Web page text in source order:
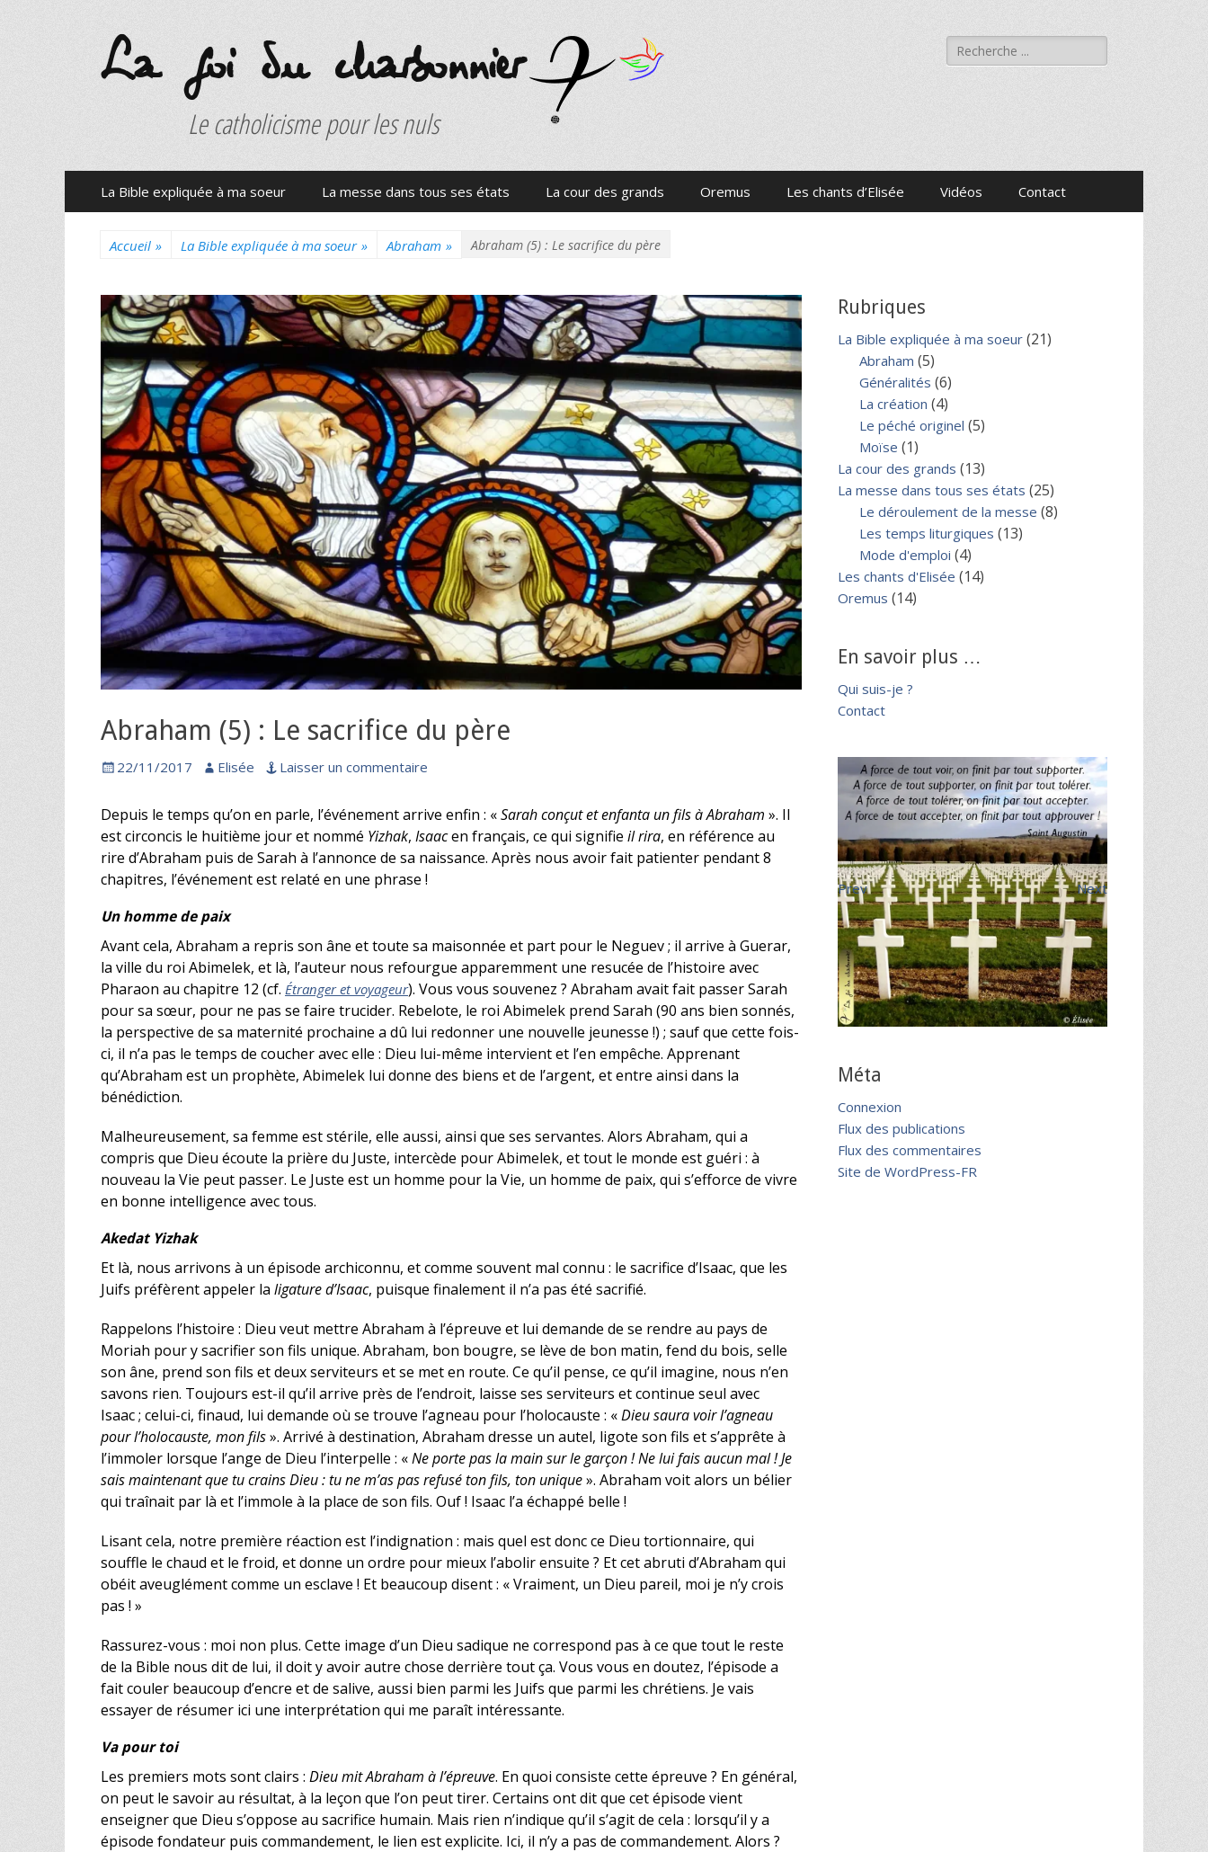
La foi du charbonnier
Le catholicisme pour les nuls
Rechercher :
Menu
principal
La Bible expliquée à ma soeur La messe dans tous ses états La cour des grands Oremus Les chants d’Elisée Vidéos Contact
Accueil » La Bible expliquée à ma soeur » Abraham » Abraham (5) : Le sacrifice du père
Abraham (5) : Le sacrifice du père
Posted
22/11/2017 Author
Elisée Laisser un commentaire
Depuis le temps qu’on en parle, l’événement arrive enfin : «Sarah conçut et enfanta un fils à Abraham ». Il
est circoncis le huitième jour et nommé Yizhak, Isaacen français, ce qui signifie il rira, en référence au
rire d’Abraham puis de Sarah à l’annonce de sa naissance. Après nous avoir fait patienter pendant 8
chapitres, l’événement est relaté en une phrase !
Un homme de paix
Avant cela, Abraham a repris son âne et toute sa maisonnée et part pour le Neguev ; il arrive à Guerar,
la ville du roi Abimelek, et là, l’auteur nous refourgue apparemment une resucée de l’histoire avec
Pharaon au chapitre 12 (cf. Étranger et voyageur). Vous vous souvenez ? Abraham avait fait passer Sarah
pour sa sœur, pour ne pas se faire trucider. Rebelote, le roi Abimelek prend Sarah (90 ans bien sonnés,
la perspective de sa maternité prochaine a dû lui redonner une nouvelle jeunesse !) ; sauf que cette fois-
ci, il n’a pas le temps de coucher avec elle : Dieu lui-même intervient et l’en empêche. Apprenant
qu’Abraham est un prophète, Abimelek lui donne des biens et de l’argent, et entre ainsi dans la
bénédiction.
Malheureusement, sa femme est stérile, elle aussi, ainsi que ses servantes. Alors Abraham, qui a
compris que Dieu écoute la prière du Juste, intercède pour Abimelek, et tout le monde est guéri : à
nouveau la Vie peut passer. Le Juste est un homme pour la Vie, un homme de paix, qui s’efforce de vivre
en bonne intelligence avec tous.
Akedat Yizhak
Et là, nous arrivons à un épisode archiconnu, et comme souvent mal connu : le sacrifice d’Isaac, que les
Juifs préfèrent appeler la ligature d’Isaac, puisque finalement il n’a pas été sacrifié.
Rappelons l’histoire : Dieu veut mettre Abraham à l’épreuve et lui demande de se rendre au pays de
Moriah pour y sacrifier son fils unique. Abraham, bon bougre, se lève de bon matin, fend du bois, selle
son âne, prend son fils et deux serviteurs et se met en route. Ce qu’il pense, ce qu’il imagine, nous n’en
savons rien. Toujours est-il qu’il arrive près de l’endroit, laisse ses serviteurs et continue seul avec
Isaac ; celui-ci, finaud, lui demande où se trouve l’agneau pour l’holocauste : «Dieu saura voir l’agneau
pour l’holocauste, mon fils». Arrivé à destination, Abraham dresse un autel, ligote son fils et s’apprête à
l’immoler lorsque l’ange de Dieu l’interpelle : «Ne porte pas la main sur le garçon ! Ne lui fais aucun mal ! Je
sais maintenant que tu crains Dieu : tu ne m’as pas refusé ton fils, ton unique». Abraham voit alors un bélier
qui traînait par là et l’immole à la place de son fils. Ouf ! Isaac l’a échappé belle !
Lisant cela, notre première réaction est l’indignation : mais quel est donc ce Dieu tortionnaire, qui
souffle le chaud et le froid, et donne un ordre pour mieux l’abolir ensuite ? Et cet abruti d’Abraham qui
obéit aveuglément comme un esclave ! Et beaucoup disent : « Vraiment, un Dieu pareil, moi je n’y crois
pas ! »
Rassurez-vous : moi non plus. Cette image d’un Dieu sadique ne correspond pas à ce que tout le reste
de la Bible nous dit de lui, il doit y avoir autre chose derrière tout ça. Vous vous en doutez, l’épisode a
fait couler beaucoup d’encre et de salive, aussi bien parmi les Juifs que parmi les chrétiens. Je vais
essayer de résumer ici une interprétation qui me paraît intéressante.
Va pour toi
Les premiers mots sont clairs : Dieu mit Abraham à l’épreuve. En quoi consiste cette épreuve ? En général,
on peut le savoir au résultat, à la leçon que l’on peut tirer. Certains ont dit que cet épisode vient
enseigner que Dieu s’oppose au sacrifice humain. Mais rien n’indique qu’il s’agit de cela : lorsqu’il y a
épisode fondateur puis commandement, le lien est explicite. Ici, il n’y a pas de commandement. Alors ?
Rubriques
La Bible expliquée à ma soeur (21)
Abraham (5)
Généralités (6)
La création (4)
Le péché originel (5)
Moïse (1)
La cour des grands (13)
La messe dans tous ses états (25)
Le déroulement de la messe (8)
Les temps liturgiques (13)
Mode d'emploi (4)
Les chants d'Elisée (14)
Oremus (14)
En savoir plus …
Qui suis-je ?
Contact
Prev Next
Méta
Connexion
Flux des publications
Flux des commentaires
Site de WordPress-FR